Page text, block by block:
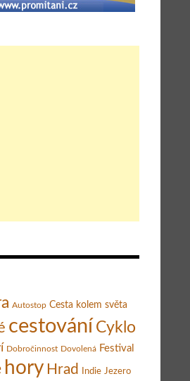
Autostop Cesta kolem světa
cestování Cyklo
Dobročinnost Dovolená Festival
hory Hrad Indie Jezero